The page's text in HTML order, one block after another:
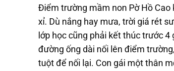
Điểm trường mầm non Pờ Hồ
xỉ. Dù nắng hay mưa, trời giá rét
lớp học cũng phải kết thúc trước
đường ống dài nối lên điểm
tuột để nối lại. Con gái một thân